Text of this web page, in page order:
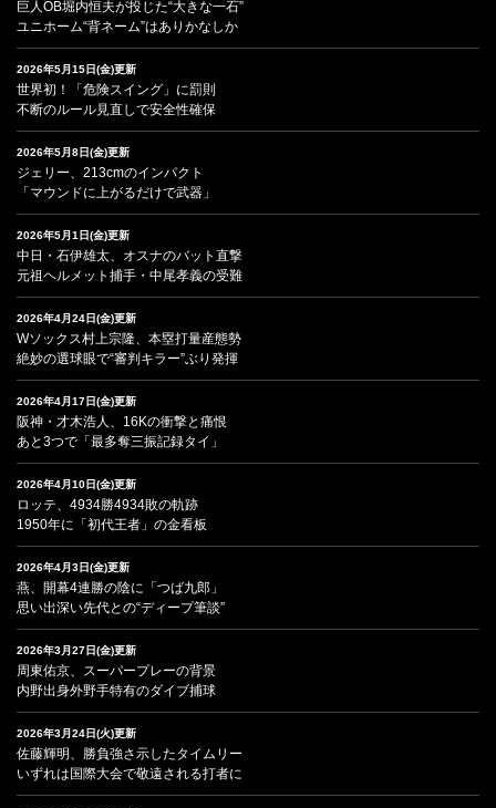
巨人OB堀内恒夫が投じた“大きな一石”
ユニホーム“背ネーム”はありかなしか
2026年5月15日(金)更新
世界初！「危険スイング」に罰則
不断のルール見直しで安全性確保
2026年5月8日(金)更新
ジェリー、213cmのインパクト
「マウンドに上がるだけで武器」
2026年5月1日(金)更新
中日・石伊雄太、オスナのバット直撃
元祖ヘルメット捕手・中尾孝義の受難
2026年4月24日(金)更新
Wソックス村上宗隆、本塁打量産態勢
絶妙の選球眼で“審判キラー”ぶり発揮
2026年4月17日(金)更新
阪神・才木浩人、16Kの衝撃と痛恨
あと3つで「最多奪三振記録タイ」
2026年4月10日(金)更新
ロッテ、4934勝4934敗の軌跡
1950年に「初代王者」の金看板
2026年4月3日(金)更新
燕、開幕4連勝の陰に「つば九郎」
思い出深い先代との“ディープ筆談”
2026年3月27日(金)更新
周東佑京、スーパープレーの背景
内野出身外野手特有のダイブ捕球
2026年3月24日(火)更新
佐藤輝明、勝負強さ示したタイムリー
いずれは国際大会で敬遠される打者に